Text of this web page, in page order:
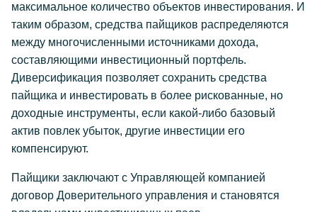
максимальное количество объектов инвестирования. И
таким образом, средства пайщиков распределяются
между многочисленными источниками дохода,
составляющими инвестиционный портфель.
Диверсификация позволяет сохранить средства
пайщика и инвестировать в более рискованные, но
доходные инструменты, если какой-либо базовый
актив повлек убыток, другие инвестиции его
компенсируют.
Пайщики заключают с Управляющей компанией
договор Доверительного управления и становятся